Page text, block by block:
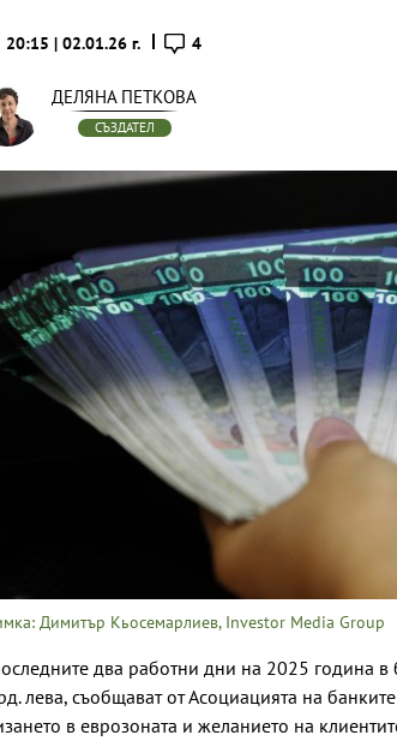
20:15 | 02.01.26 г. 4
ДЕЛЯНА ПЕТКОВА
СЪЗДАТЕЛ
Димитър Кьосемарлиев, Investor Media Group
два работни дни на 2025 година в
лева, съобщават от Асоциацията на
в еврозоната и желанието на